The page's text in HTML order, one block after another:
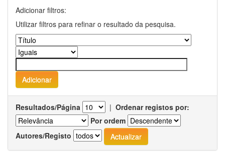
Adicionar filtros:
Utilizar filtros para refinar o resultado da pesquisa.
Resultados/Página | Ordenar registos por:
Por ordem
Autores/Registo